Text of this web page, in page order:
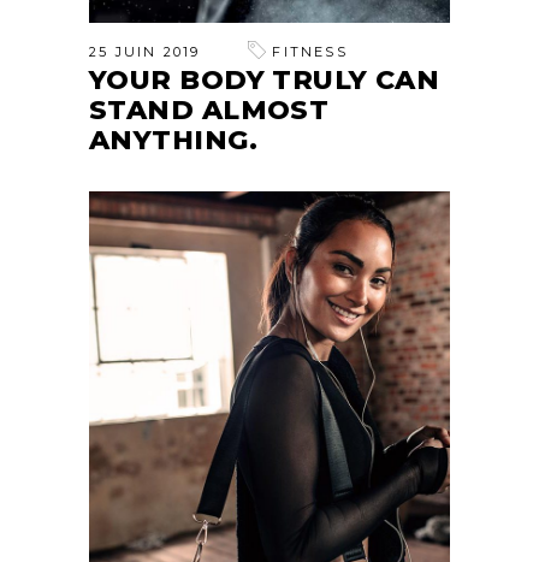
25 JUIN 2019 FITNESS
YOUR BODY TRULY CAN
STAND ALMOST
ANYTHING.